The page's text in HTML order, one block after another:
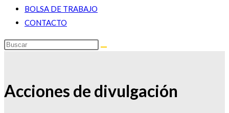
BOLSA DE TRABAJO
CONTACTO
Acciones de divulgación